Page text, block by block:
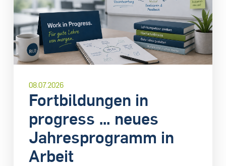
08.07.2026
Fortbildungen in
progress … neues
Jahresprogramm in
Arbeit